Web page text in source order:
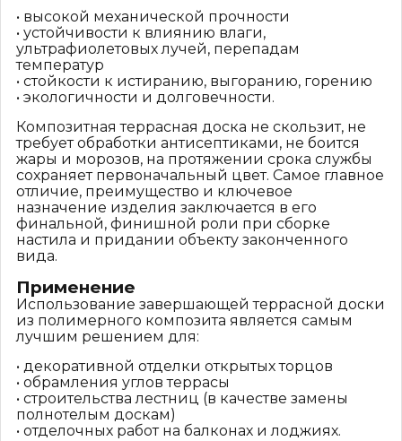
• высокой механической прочности
• устойчивости к влиянию влаги,
ультрафиолетовых лучей, перепадам
температур
• стойкости к истиранию, выгоранию, горению
• экологичности и долговечности.
Композитная террасная доска не скользит, не
требует обработки антисептиками, не боится
жары и морозов, на протяжении срока службы
сохраняет первоначальный цвет. Самое главное
отличие, преимущество и ключевое
назначение изделия заключается в его
финальной, финишной роли при сборке
настила и придании объекту законченного
вида.
Применение
Использование завершающей террасной доски
из полимерного композита является самым
лучшим решением для:
• декоративной отделки открытых торцов
• обрамления углов террасы
• строительства лестниц (в качестве замены
полнотелым доскам)
• отделочных работ на балконах и лоджиях.